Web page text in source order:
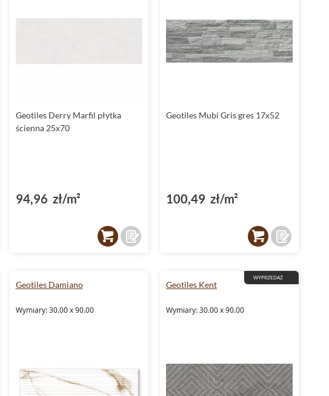
Geotiles Derry Marfil płytka
ścienna 25x70
94,96 zł/m²
Geotiles Mubi Gris gres 17x52
100,49 zł/m²
Geotiles Damiano
Wymiary: 30.00 x 90.00
WYPRZEDAŻ
Geotiles Kent
Wymiary: 30.00 x 90.00